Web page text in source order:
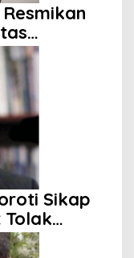
Sikap
Tolak